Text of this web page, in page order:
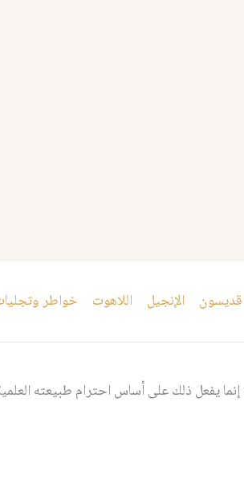
قديسون الإنجيل اللاهوت خواطر
يفعل ذلك على أساس احترام طبيعته